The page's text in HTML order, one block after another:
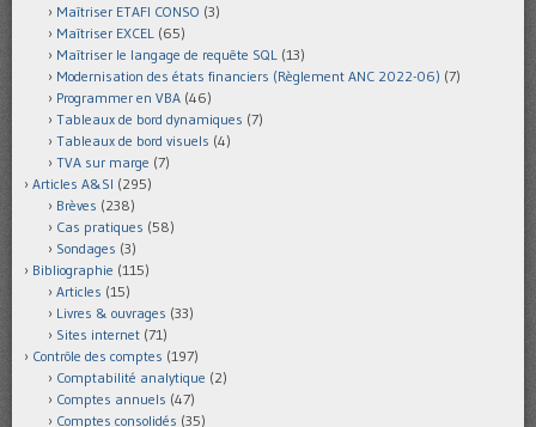
Maîtriser ETAFI CONSO (3)
Maîtriser EXCEL (65)
Maîtriser le langage de requête SQL (13)
Modernisation des états financiers (Règlement ANC 2022-06) (7)
Programmer en VBA (46)
Tableaux de bord dynamiques (7)
Tableaux de bord visuels (4)
TVA sur marge (7)
Articles A&SI (295)
Brèves (238)
Cas pratiques (58)
Sondages (3)
Bibliographie (115)
Articles (15)
Livres & ouvrages (33)
Sites internet (71)
Contrôle des comptes (197)
Comptabilité analytique (2)
Comptes annuels (47)
Comptes consolidés (35)